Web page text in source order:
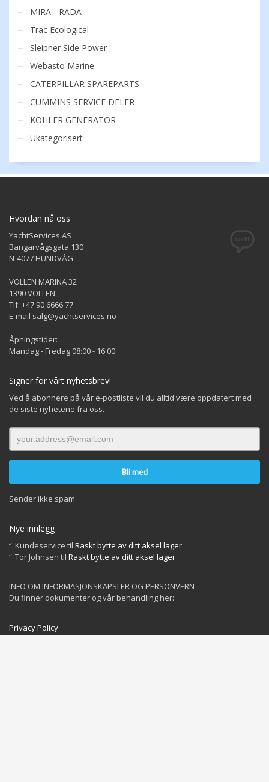
MIRA - RADA
Trac Ecological
Sleipner Side Power
Webasto Marine
CATERPILLAR SPAREPARTS
CUMMINS SERVICE DELER
KOHLER GENERATOR
Ukategorisert
Hvordan nå oss
YachtServices AS
Bangarvågsgata 130
N-4077 HUNDVÅG
VOLLEN MARINA 32
1390 VOLLEN
Tlf: +47 90 6666 77
E-mail salg@yachtservices.no
Åpningstider:
Mandag - Fredag 08:00 - 16:00
Signer for vårt nyhetsbrev!
Ved å abonnere på vår e-postliste vil du alltid være oppdatert med
de siste nyhetene fra oss.
Sender ikke spam
Nye innlegg
Kundeservice til Raskt bytte av ditt aksel lager
Tor Johnsen til Raskt bytte av ditt aksel lager
INFO OM INFORMASJONSKAPSLER OG PERSONVERN
Du finner dokumenter og vår behandling her:
Privacy Policy